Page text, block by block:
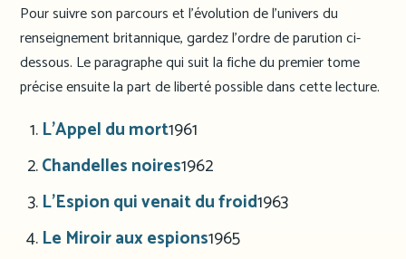
Pour suivre son parcours et l’évolution de l’univers du
renseignement britannique, gardez l’ordre de parution ci-
dessous. Le paragraphe qui suit la fiche du premier tome
précise ensuite la part de liberté possible dans cette lecture.
L’Appel du mort1961
Chandelles noires1962
L’Espion qui venait du froid1963
Le Miroir aux espions1965